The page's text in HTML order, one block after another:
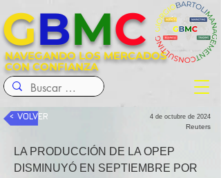
NAVEGANDO LOS MERCADOS
CON CONFIANZA
GBMC
< VOLVER 4 de octubre de 2024
Reuters
LA PRODUCCIÓN DE LA OPEP
DISMINUYÓ EN SEPTIEMBRE POR